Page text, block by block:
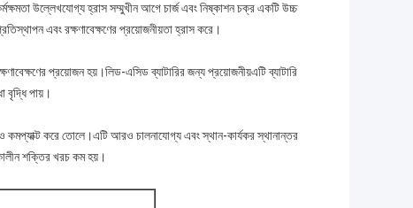
উল্লেখযোগ্য হ্রাস সম্মুখীন আগে চার্জ এবং নিষ্কাশন চক্র একটি উচ্চ
এবং রক্ষণাবেক্ষণের প্রয়োজনীয়তা হ্রাস করে।
প্রয়োজন হয়।লিড-এসিড ব্যাটারির জন্য প্রয়োজনীয়এটি ব্যাটারি
বৃদ্ধি পায়।
কমপ্যাক্ট করে তোলে।এটি আরও চালনাযোগ্য এবং স্থান-কার্যকর স্থানান্তর
শক্তির খরচ কম হয়।